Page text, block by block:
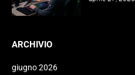
ARCHIVIO
giugno 2026